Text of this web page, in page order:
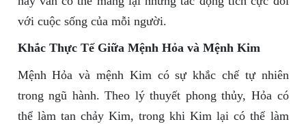
với cuộc sống của mỗi người.
Khắc Thực Tế Giữa Mệnh Hỏa và Mệnh Kim
Mệnh Hỏa và mệnh Kim có sự khắc chế tự nhiên
trong ngũ hành. Theo lý thuyết phong thủy, Hỏa có
thể làm tan chảy Kim, trong khi Kim lại có thể làm